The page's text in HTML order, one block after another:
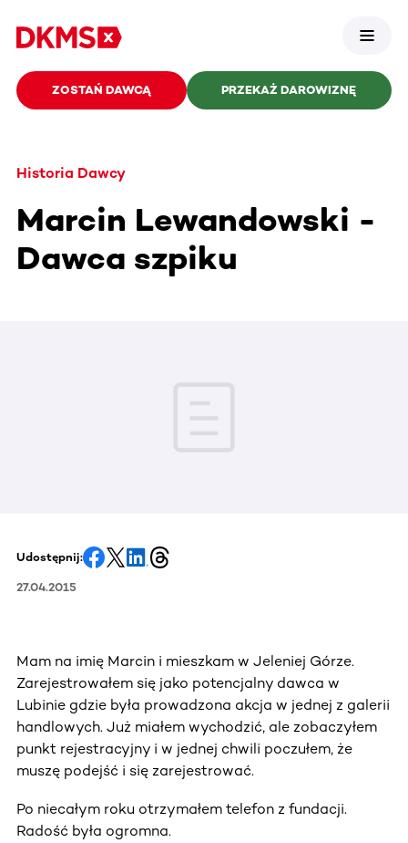
ZOSTAŃ DAWCĄ PRZEKAŻ DAROWIZNĘ
Historia Dawcy
Marcin Lewandowski -
Dawca szpiku
Udostępnij:
27.04.2015
Mam na imię Marcin i mieszkam w Jeleniej Górze.
Zarejestrowałem się jako potencjalny dawca w
Lubinie gdzie była prowadzona akcja w jednej z galerii
handlowych. Już miałem wychodzić, ale zobaczyłem
punkt rejestracyjny i w jednej chwili poczułem, że
muszę podejść i się zarejestrować.
Po niecałym roku otrzymałem telefon z fundacji.
Radość była ogromna.